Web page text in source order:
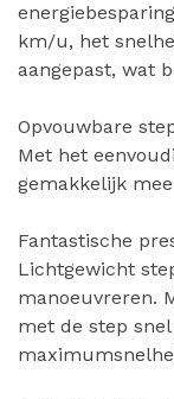
km/u, het
aangepast, wat
Opvouwbare
Met het
gemakkelijk
Fantastische
Lichtgewicht
manoeuvreren.
met de step